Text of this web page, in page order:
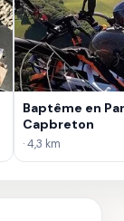
Baptême en
Capbreton
· 4,3 km